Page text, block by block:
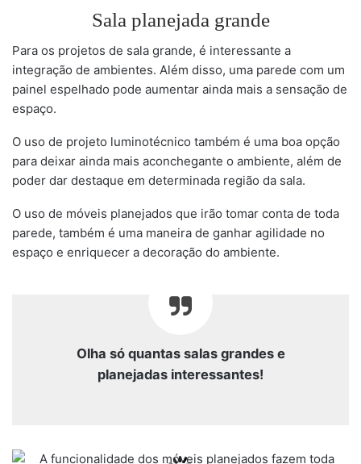
Sala planejada grande
Para os projetos de sala grande, é interessante a
integração de ambientes. Além disso, uma parede com um
painel espelhado pode aumentar ainda mais a sensação de
espaço.
O uso de projeto luminotécnico também é uma boa opção
para deixar ainda mais aconchegante o ambiente, além de
poder dar destaque em determinada região da sala.
O uso de móveis planejados que irão tomar conta de toda
parede, também é uma maneira de ganhar agilidade no
espaço e enriquecer a decoração do ambiente.
Olha só quantas salas grandes e
planejadas interessantes!